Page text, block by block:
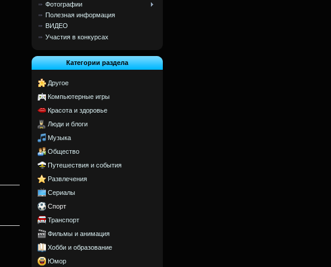
Фотографии
Полезная информация
ВИДЕО
Участия в конкурсах
Категории раздела
Другое
Компьютерные игры
Красота и здоровье
Люди и блоги
Музыка
Общество
Путешествия и события
Развлечения
Сериалы
Спорт
Транспорт
Фильмы и анимация
Хобби и образование
Юмор